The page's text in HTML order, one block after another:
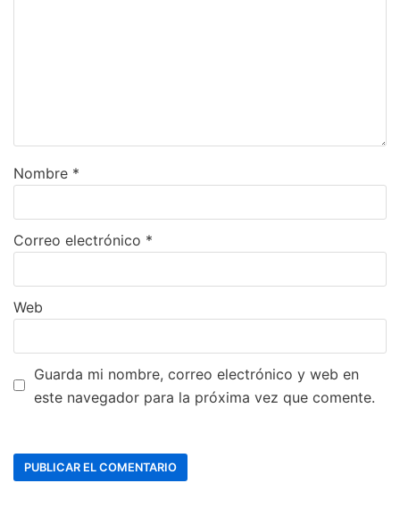
Nombre *
Correo electrónico *
Web
Guarda mi nombre, correo electrónico y web en
este navegador para la próxima vez que comente.